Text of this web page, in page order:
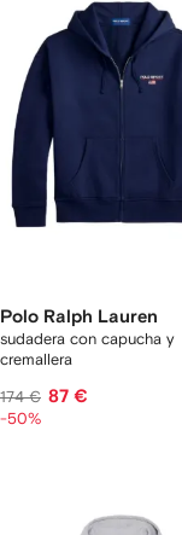
Polo Ralph Lauren
sudadera con capucha y
cremallera
174 € 87 €
-50%